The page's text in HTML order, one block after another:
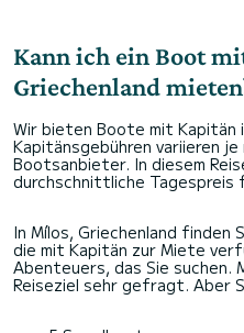
Kann ich ein Boot
Griechenland
Wir bieten Boote mit Kapitän
Kapitänsgebühren variieren je
Bootsanbieter. In diesem
durchschnittliche Tagespreis
In Mílos, Griechenland finden
die mit Kapitän zur Miete
Abenteuers, das Sie suchen.
Reiseziel sehr gefragt. Aber